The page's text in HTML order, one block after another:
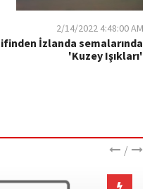
2/14/2022 4:48:00 AM
İzlanda semalarında
'Kuzey Işıkları'
/